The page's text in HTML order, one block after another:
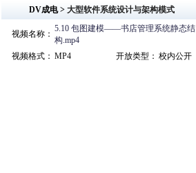
DV成电 > 大型软件系统设计与架构模式
视频名称：
5.10 包图建模——书店管理系统静态结
构.mp4
视频格式： MP4 开放类型： 校内公开